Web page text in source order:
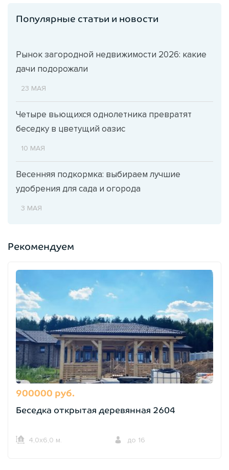
Популярные статьи и новости
Рынок загородной недвижимости 2026: какие
дачи подорожали
23 МАЯ
Четыре вьющихся однолетника превратят
беседку в цветущий оазис
10 МАЯ
Весенняя подкормка: выбираем лучшие
удобрения для сада и огорода
3 МАЯ
Рекомендуем
900000 руб.
Беседка открытая деревянная 2604
4,0х6,0 м. до 16